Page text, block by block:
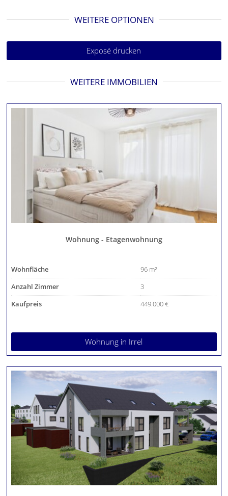
WEITERE OPTIONEN
Exposé drucken
WEITERE IMMOBILIEN
Wohnung - Etagenwohnung
Wohnfläche
96 m²
Anzahl Zimmer
3
Kaufpreis
449.000 €
Wohnung in Irrel